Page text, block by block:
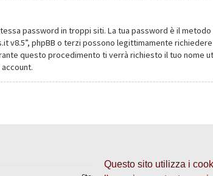
Questo sito utilizza i
password in troppi siti. La tua password è il
v8.5”, phpBB o terzi possono legittimamente
questo procedimento ti verrà richiesto il tuo nome